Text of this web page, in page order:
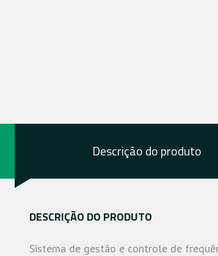
Descrição do produto
DESCRIÇÃO DO PRODUTO
Sistema de gestão e controle de